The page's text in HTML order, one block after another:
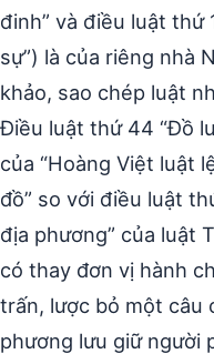
đinh” và điều luật thứ
sự”) là của riêng nhà
khảo, sao chép luật
Điều luật thứ 44 “Đồ
của “Hoàng Việt luật
đồ” so với điều luật
địa phương” của luật
có thay đơn vị hành
trấn, lược bỏ một câu
phương lưu giữ người